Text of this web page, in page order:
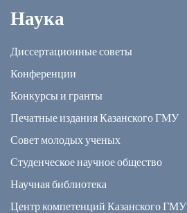
Наука
Диссертационные советы
Конференции
Конкурсы и гранты
Печатные издания Казанского ГМУ
Совет молодых ученых
Студенческое научное общество
Научная библиотека
Центр компетенций Казанского ГМУ